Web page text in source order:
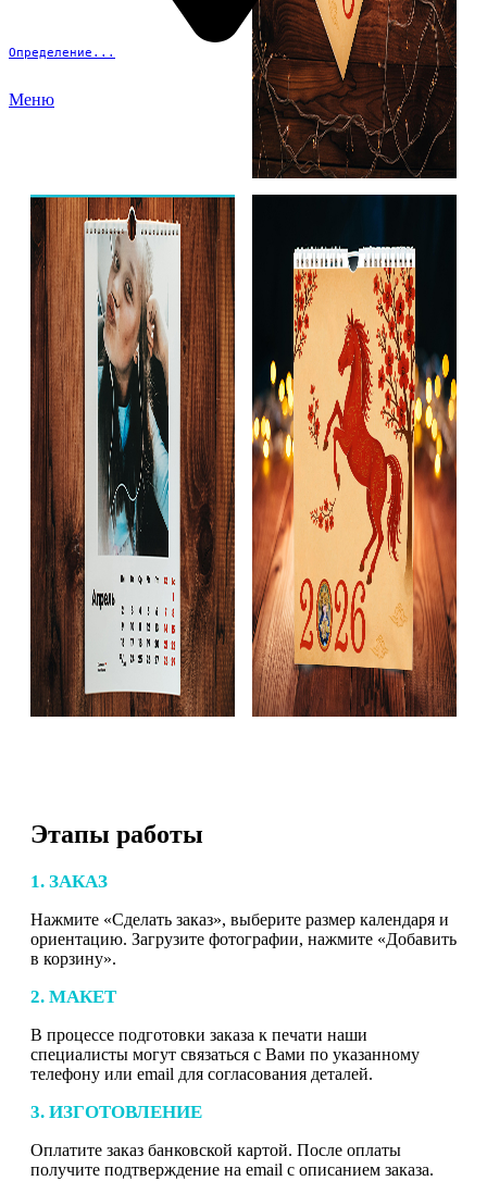
Определение...
Меню
Этапы работы
1. ЗАКАЗ
Нажмите «Сделать заказ», выберите размер календаря и
ориентацию. Загрузите фотографии, нажмите «Добавить
в корзину».
2. МАКЕТ
В процессе подготовки заказа к печати наши
специалисты могут связаться с Вами по указанному
телефону или email для согласования деталей.
3. ИЗГОТОВЛЕНИЕ
Оплатите заказ банковской картой. После оплаты
получите подтверждение на email с описанием заказа.